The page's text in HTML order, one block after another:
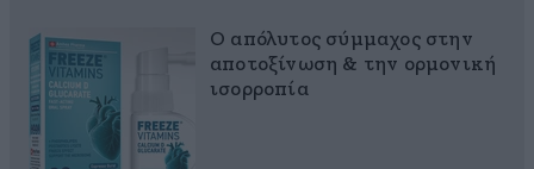
Ο απόλυτος σύμμαχος στην
αποτοξίνωση & την ορμονική
ισορροπία